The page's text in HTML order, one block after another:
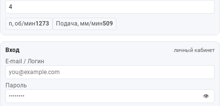
n, об/мин1273 Подача, мм/мин509
Вход личный кабинет
E-mail / Логин
Пароль
👁